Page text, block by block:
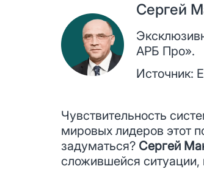
Сергей
АРБ Про».
Источник:
Чувствительность
мировых лидеров этот
задуматься? Сергей
сложившейся ситуации,